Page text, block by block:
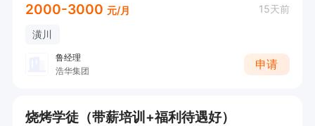
2000-3000 元/月 15天前
潢川
鲁经理
浩华集团
申请
烧烤学徒（带薪培训+福利待遇好）